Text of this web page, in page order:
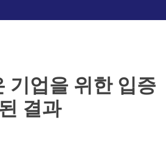
기업을 위한 입증
된 결과